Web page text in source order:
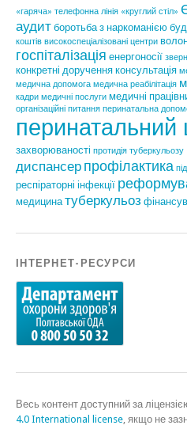
«гаряча» телефонна лінія «круглий стіл»
аудит боротьба з наркоманією
коштів високоспеціалізовані центри
госпіталізація енергоносії
конкретні доручення консультація
медична допомога медична реабілітація
кадри медичні послуги медичні
організаційні питання перинатальна
перинатальний
захворюваності протидія туберкульозу
диспансер профілактика
респіраторні інфекції
медицина туберкульоз
ІНТЕРНЕТ-РЕСУРСИ
Весь контент доступний за
4.0 International license , якщо не